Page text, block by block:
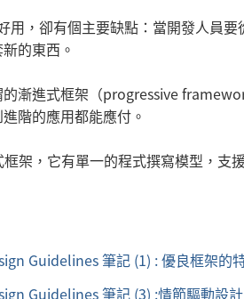
用，卻有個主要缺點：當開發人員
的東西。
漸進式框架（progressive
階的應用都能應付。
架，它有單一的程式撰寫模型，支
Guidelines 筆記 (1) : 優良框架的
Guidelines 筆記 (3) :情節驅動設計